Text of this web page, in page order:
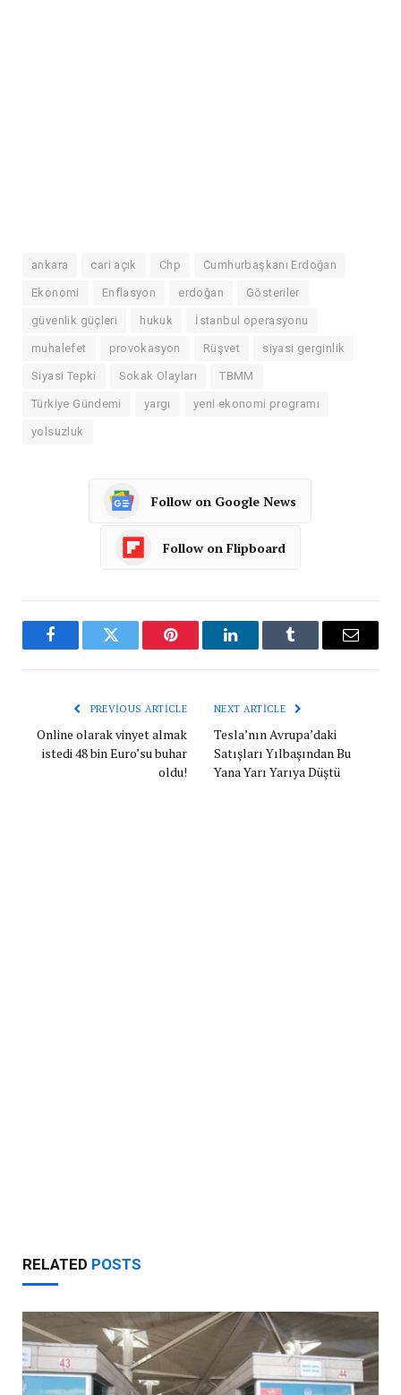
ankara cari açık Chp Cumhurbaşkanı Erdoğan
Ekonomi Enflasyon erdoğan Gösteriler
güvenlik güçleri hukuk İstanbul operasyonu
muhalefet provokasyon Rüşvet siyasi gerginlik
Siyasi Tepki Sokak Olayları TBMM
Türkiye Gündemi yargı yeni ekonomi programı
yolsuzluk
Follow on Google News
Follow on Flipboard
FacebookTwitter Pinterest LinkedInTumblr Email
PREVIOUS ARTICLE
Online olarak vinyet almak
istedi 48 bin Euro’su buhar
oldu!
NEXT ARTICLE
Tesla’nın Avrupa’daki
Satışları Yılbaşından Bu
Yana Yarı Yarıya Düştü
RELATED POSTS